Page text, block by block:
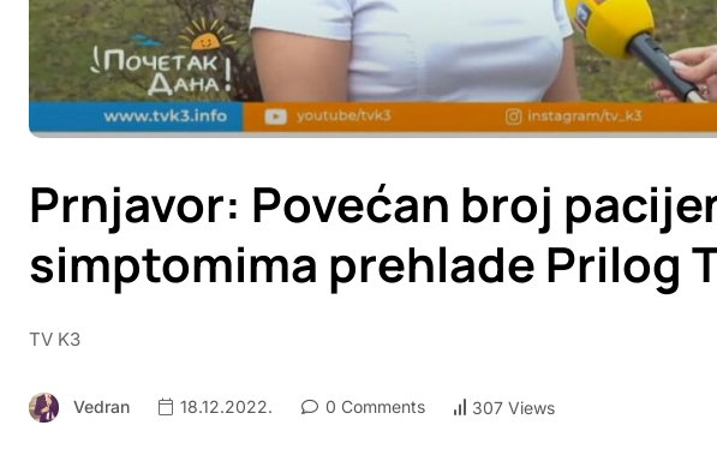
Prnjavor: Povećan broj
simptomima prehlade Prilog
TV K3
Vedran 18.12.2022. 0 Comments 307 Views